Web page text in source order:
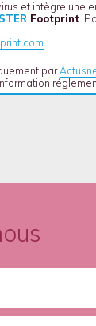
et intègre une
Footprint .
par